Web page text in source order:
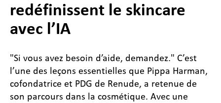
redéfinissent le skincare
avec l’IA
"Si vous avez besoin d’aide, demandez." C’est
l’une des leçons essentielles que Pippa Harman,
cofondatrice et PDG de Renude, a retenue de
son parcours dans la cosmétique. Avec une